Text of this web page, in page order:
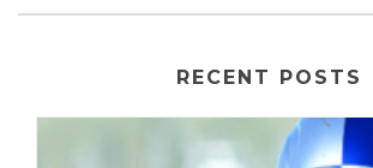
RECENT POSTS